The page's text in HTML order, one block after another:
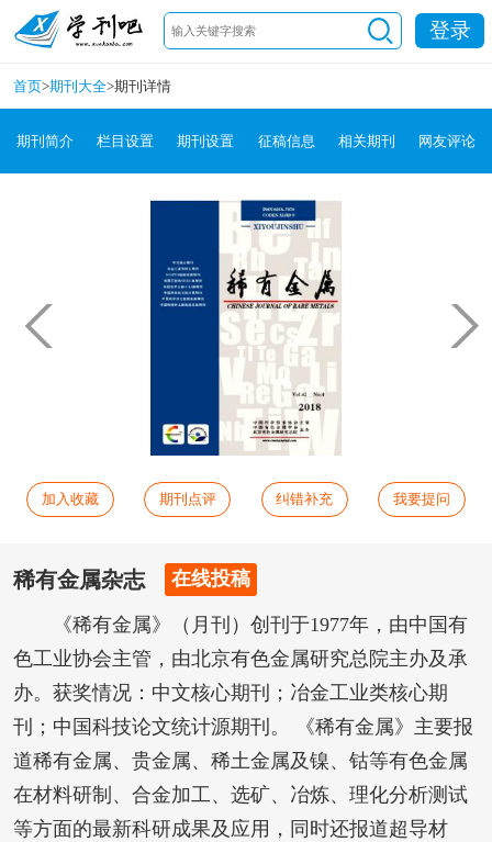
登录
首页>期刊大全>期刊详情
期刊简介 栏目设置 期刊设置 征稿信息 相关期刊 网友评论
加入收藏 期刊点评 纠错补充 我要提问
稀有金属杂志 在线投稿
《稀有金属》（月刊）创刊于1977年，由中国有
色工业协会主管，由北京有色金属研究总院主办及承
办。获奖情况：中文核心期刊；冶金工业类核心期
刊；中国科技论文统计源期刊。 《稀有金属》主要报
道稀有金属、贵金属、稀土金属及镍、钴等有色金属
在材料研制、合金加工、选矿、冶炼、理化分析测试
等方面的最新科研成果及应用，同时还报道超导材